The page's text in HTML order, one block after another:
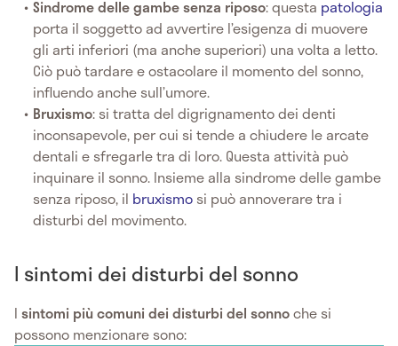
Sindrome delle gambe senza riposo: questa patologia
porta il soggetto ad avvertire l’esigenza di muovere
gli arti inferiori (ma anche superiori) una volta a letto.
Ciò può tardare e ostacolare il momento del sonno,
influendo anche sull’umore.
Bruxismo: si tratta del digrignamento dei denti
inconsapevole, per cui si tende a chiudere le arcate
dentali e sfregarle tra di loro. Questa attività può
inquinare il sonno. Insieme alla sindrome delle gambe
senza riposo, il bruxismo si può annoverare tra i
disturbi del movimento.
I sintomi dei disturbi del sonno
I sintomi più comuni dei disturbi del sonnoche si
possono menzionare sono: